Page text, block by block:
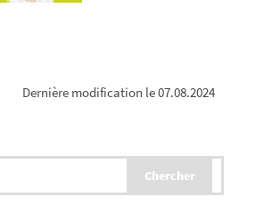
Dernière modification le 07.08.2024